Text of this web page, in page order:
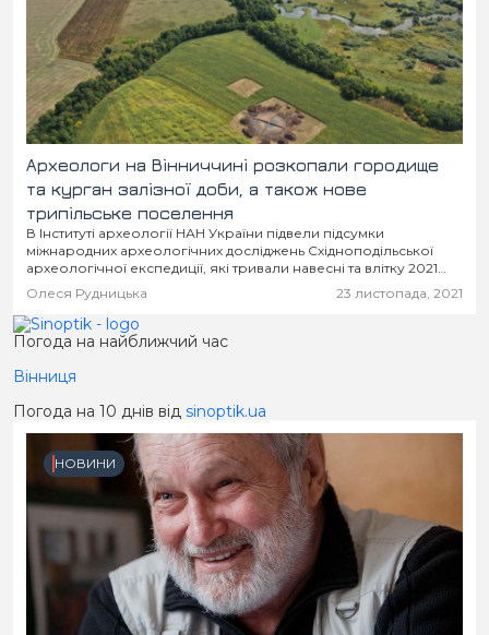
Археологи на Вінниччині розкопали городище
та курган залізної доби, а також нове
трипільське поселення
В Інституті археології НАН України підвели підсумки
міжнародних археологічних досліджень Східноподільської
археологічної експедиції, які тривали навесні та влітку 2021
року. Далеким до науки аматорам складно зрозуміти цінність
знахідок, проте фахівці...
Олеся Рудницька 23 листопада, 2021
Погода на найближчий час
Вінниця
Погода на 10 днів від sinoptik.ua
НОВИНИ